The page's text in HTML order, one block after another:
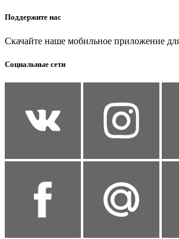
Поддержите нас
Скачайте наше мобильное приложение
Социальные сети